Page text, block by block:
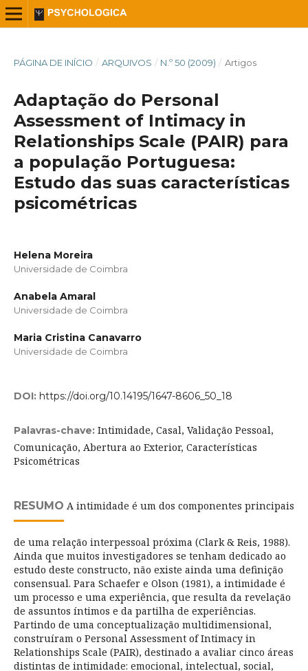
PÁGINA DE INÍCIO / ARQUIVOS / N.º 50 (2009) / Artigos
Adaptação do Personal
Assessment of Intimacy in
Relationships Scale (PAIR) para
a população Portuguesa:
Estudo das suas características
psicométricas
Helena Moreira
Universidade de Coimbra
Anabela Amaral
Universidade de Coimbra
Maria Cristina Canavarro
Universidade de Coimbra
DOI: https://doi.org/10.14195/1647-8606_50_18
Palavras-chave: Intimidade, Casal, Validação Pessoal,
Comunicação, Abertura ao Exterior, Características
Psicométricas
RESUMO A intimidade é um dos componentes principais
de uma relação interpessoal próxima (Clark & Reis, 1988).
Ainda que muitos investigadores se tenham dedicado ao
estudo deste constructo, não existe ainda uma definição
consensual. Para Schaefer e Olson (1981), a intimidade é
um processo e uma experiência, que resulta da revelação
de assuntos íntimos e da partilha de experiências.
Partindo de uma conceptualização multidimensional,
construíram o Personal Assessment of Intimacy in
Relationships Scale (PAIR), destinado a avaliar cinco áreas
distintas de intimidade: emocional, intelectual, social,